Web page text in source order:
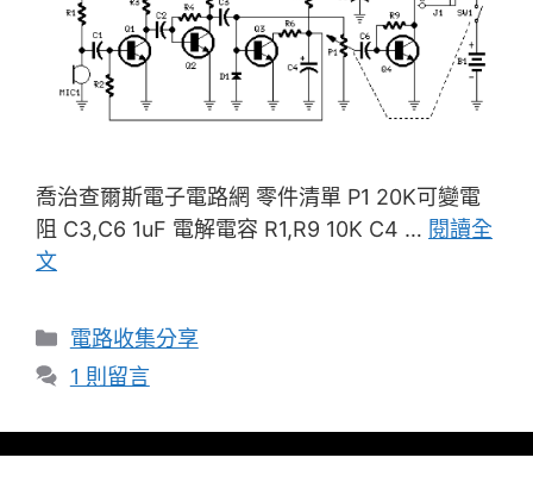
喬治查爾斯電子電路網 零件清單 P1 20K可變電
阻 C3,C6 1uF 電解電容 R1,R9 10K C4 … 閱讀全
文
分
類
電路收集分享
1 則留言